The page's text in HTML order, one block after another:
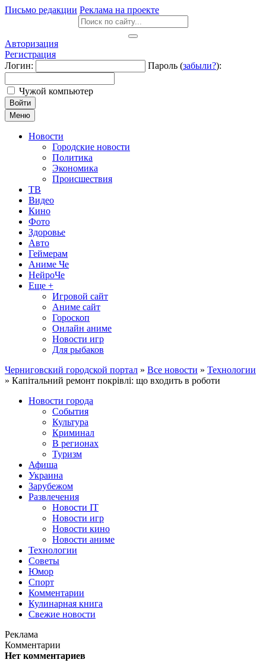
Письмо редакции Реклама на проекте
Авторизация
Регистрация
Логин:
Пароль (забыли?):
Чужой компьютер
Войти
Меню
Новости
Городские новости
Политика
Экономика
Происшествия
ТВ
Видео
Кино
Фото
Здоровье
Авто
Геймерам
Аниме Че
НейроЧе
Еще +
Игровой сайт
Аниме сайт
Гороскоп
Онлайн аниме
Новости игр
Для рыбаков
Черниговский городской портал » Все новости » Технологии
» Капітальний ремонт покрівлі: що входить в роботи
Новости города
События
Культура
Криминал
В регионах
Туризм
Афиша
Украина
Зарубежом
Развлечения
Новости IT
Новости игр
Новости кино
Новости аниме
Технологии
Советы
Юмор
Спорт
Комментарии
Кулинарная книга
Свежие новости
Реклама
Комментарии
Нет комментариев